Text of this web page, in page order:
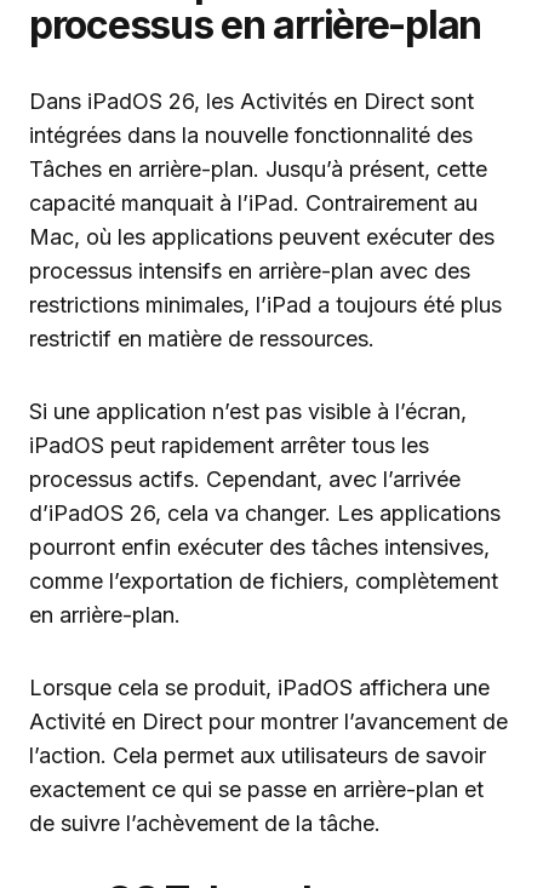
processus en arrière-plan
Dans iPadOS 26, les Activités en Direct sont
intégrées dans la nouvelle fonctionnalité des
Tâches en arrière-plan. Jusqu’à présent, cette
capacité manquait à l’iPad. Contrairement au
Mac, où les applications peuvent exécuter des
processus intensifs en arrière-plan avec des
restrictions minimales, l’iPad a toujours été plus
restrictif en matière de ressources.
Si une application n’est pas visible à l’écran,
iPadOS peut rapidement arrêter tous les
processus actifs. Cependant, avec l’arrivée
d’iPadOS 26, cela va changer. Les applications
pourront enfin exécuter des tâches intensives,
comme l’exportation de fichiers, complètement
en arrière-plan.
Lorsque cela se produit, iPadOS affichera une
Activité en Direct pour montrer l’avancement de
l’action. Cela permet aux utilisateurs de savoir
exactement ce qui se passe en arrière-plan et
de suivre l’achèvement de la tâche.